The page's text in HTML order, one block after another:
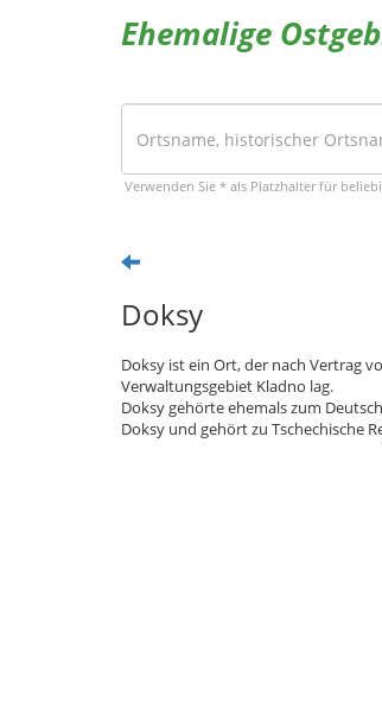
Ehemalige
Verwenden Sie * als Platzhalter für
Doksy
Doksy ist ein Ort, der nach Vertrag
Verwaltungsgebiet Kladno lag.
Doksy gehörte ehemals zum
Doksy und gehört zu Tschechische